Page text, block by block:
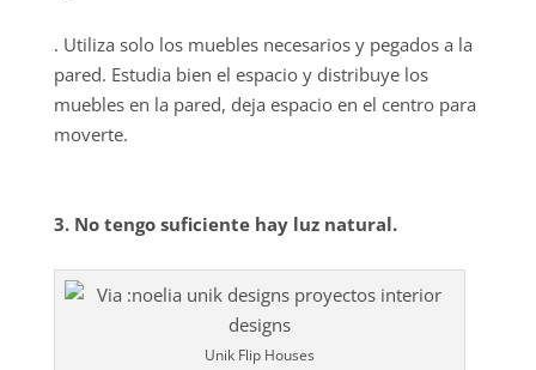
. Utiliza solo los muebles necesarios y pegados a la
pared. Estudia bien el espacio y distribuye los
muebles en la pared, deja espacio en el centro para
moverte.
3. No tengo suficiente hay luz natural.
Unik Flip Houses